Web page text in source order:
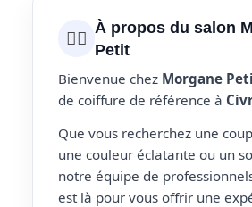
💇‍♀️ À propos du salon
Petit
Bienvenue chez Morgane
de coiffure de référence à
Que vous recherchez une
une couleur éclatante ou un
notre équipe de
est là pour vous offrir une